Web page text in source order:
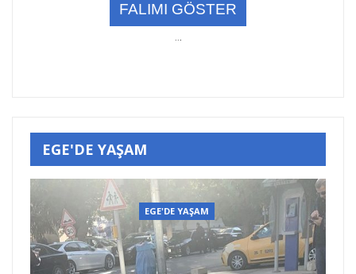
...
EGE'DE YAŞAM
EGE'DE YAŞAM